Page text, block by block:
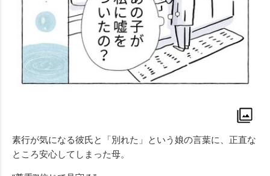
素行が気になる彼氏と「別れた」という娘の言葉に、正直な
ところ安心してしまった母。